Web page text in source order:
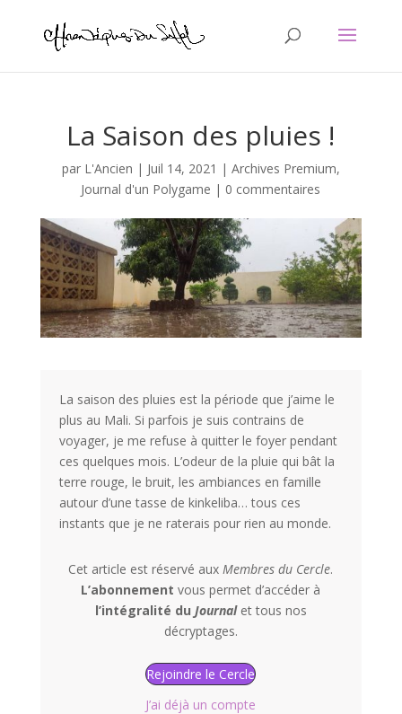
La Saison des pluies !
par L'Ancien | Juil 14, 2021 | Archives Premium,
Journal d'un Polygame | 0 commentaires
La saison des pluies est la période que j’aime le
plus au Mali. Si parfois je suis contrains de
voyager, je me refuse à quitter le foyer pendant
ces quelques mois. L’odeur de la pluie qui bât la
terre rouge, le bruit, les ambiances en famille
autour d’une tasse de kinkeliba… tous ces
instants que je ne raterais pour rien au monde.
Cet article est réservé auxMembres du Cercle.
L’abonnementvous permet d’accéder à
l’intégralité du Journal et tous nos
décryptages.
Rejoindre le Cercle
J’ai déjà un compte